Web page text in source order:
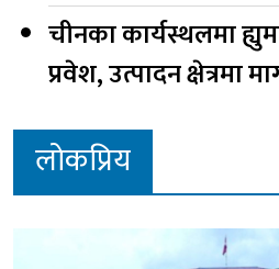
चीनका कार्यस्थलमा
प्रवेश, उत्पादन क्षेत्रमा
लोकप्रिय